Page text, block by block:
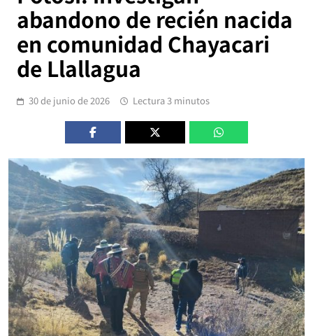
abandono de recién nacida
en comunidad Chayacari
de Llallagua
30 de junio de 2026 Lectura 3 minutos